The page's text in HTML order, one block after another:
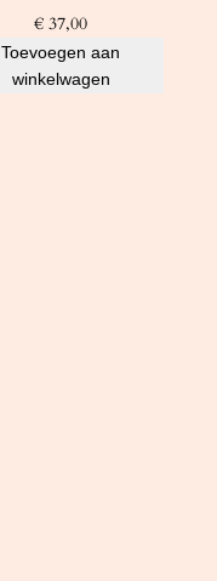
€ 37,00
Toevoegen aan
winkelwagen